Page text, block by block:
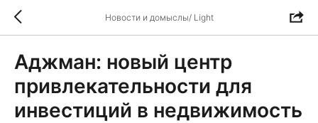
Новости и домыслы/ Light
Аджман: новый центр
привлекательности для
инвестиций в недвижимость